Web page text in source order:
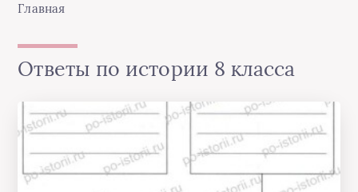
Главная
Ответы по истории 8 класса